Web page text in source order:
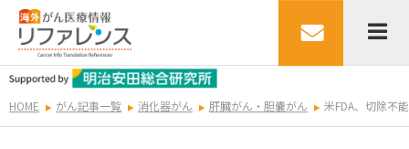
HOME がん記事一覧 消化器がん 肝臓がん・胆嚢がん 米FDA、切除不